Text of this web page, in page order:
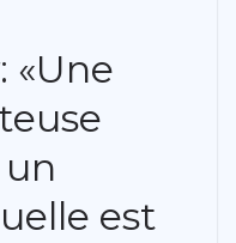
«Une
est